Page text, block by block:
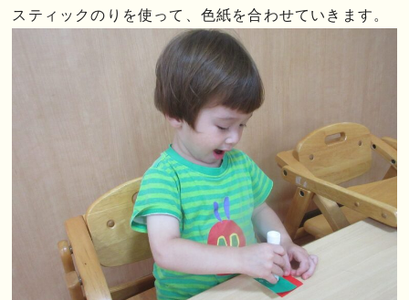
スティックのりを使って、色紙を合わせていきます。